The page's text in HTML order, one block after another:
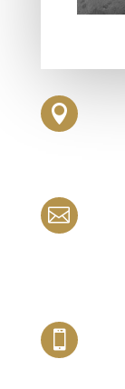


